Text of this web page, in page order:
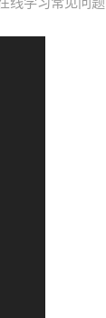
module
position